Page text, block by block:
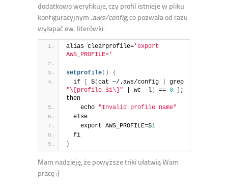
dodatkowo weryfikuje, czy profil istnieje w pliku
konfiguracyjnym .aws/config, co pozwala od razu
wyłapać ew. literówki:
alias clearprofile= 'export
AWS_PROFILE='
setprofile( )
{
  if
[ $(
"\[profile $1\]" | wc -l) == 0 ] ;
then
    echo
"Invalid profile name"
  else
    export AWS_PROFILE=$
1
  fi
}
Mam nadzieję, że powyższe triki ułatwią Wam
pracę :)